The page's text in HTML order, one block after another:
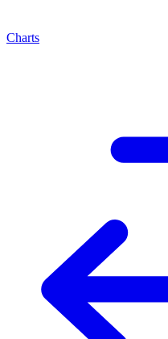
Charts